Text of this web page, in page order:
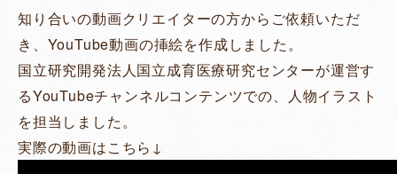
知り合いの動画クリエイターの方からご依頼いただ
き、YouTube動画の挿絵を作成しました。
国立研究開発法人国立成育医療研究センターが運営す
るYouTubeチャンネルコンテンツでの、人物イラスト
を担当しました。
実際の動画はこちら↓